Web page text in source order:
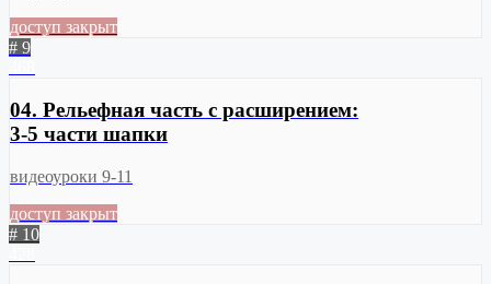
доступ закрыт
# 9
04. Рельефная часть с расширением:
3-5 части шапки
видеоуроки 9-11
доступ закрыт
# 10